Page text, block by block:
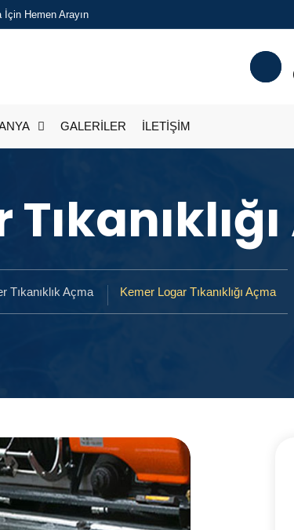
İçin Hemen Arayın
GALERİLER İLETİŞİM
Tıkanıklık Açma Kemer Logar Tıkanıklığı Açma